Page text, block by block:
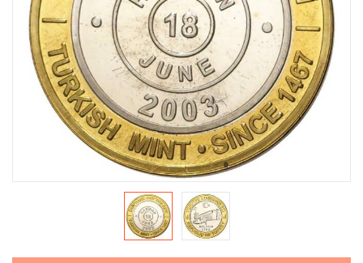
Юбилейные монеты Банка России (с 1999 года)
Памятные и инвестиционные монеты СССР и России
Иностранные монеты
Неофициальные выпуски монет (Unusual)
Античные и средневековые монеты